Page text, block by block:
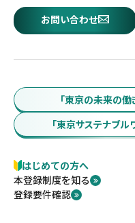
お問い合わせ
「東京の未来の
「東京サステナブ
はじめての方へ
本登録制度を知る
登録要件確認